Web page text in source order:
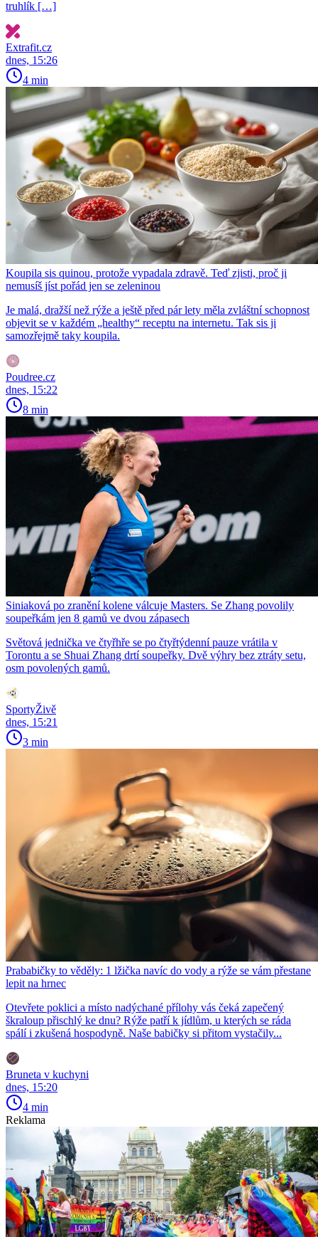
truhlík […]
Extrafit.cz
dnes, 15:26
4 min
Koupila sis quinou, protože vypadala zdravě. Teď zjisti, proč ji
nemusíš jíst pořád jen se zeleninou
Je malá, dražší než rýže a ještě před pár lety měla zvláštní schopnost
objevit se v každém „healthy“ receptu na internetu. Tak sis ji
samozřejmě taky koupila.
Poudree.cz
dnes, 15:22
8 min
Siniaková po zranění kolene válcuje Masters. Se Zhang povolily
soupeřkám jen 8 gamů ve dvou zápasech
Světová jednička ve čtyřhře se po čtyřtýdenní pauze vrátila v
Torontu a se Shuai Zhang drtí soupeřky. Dvě výhry bez ztráty setu,
osm povolených gamů.
SportyŽivě
dnes, 15:21
3 min
Prababičky to věděly: 1 lžička navíc do vody a rýže se vám přestane
lepit na hrnec
Otevřete poklici a místo nadýchané přílohy vás čeká zapečený
škraloup přischlý ke dnu? Rýže patří k jídlům, u kterých se ráda
spálí i zkušená hospodyně. Naše babičky si přitom vystačily...
Bruneta v kuchyni
dnes, 15:20
4 min
Reklama